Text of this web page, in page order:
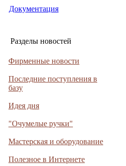
Документация
Разделы новостей
Фирменные новости
Последние поступления в
базу
Идея дня
"Очумелые ручки"
Мастерская и оборудование
Полезное в Интернете